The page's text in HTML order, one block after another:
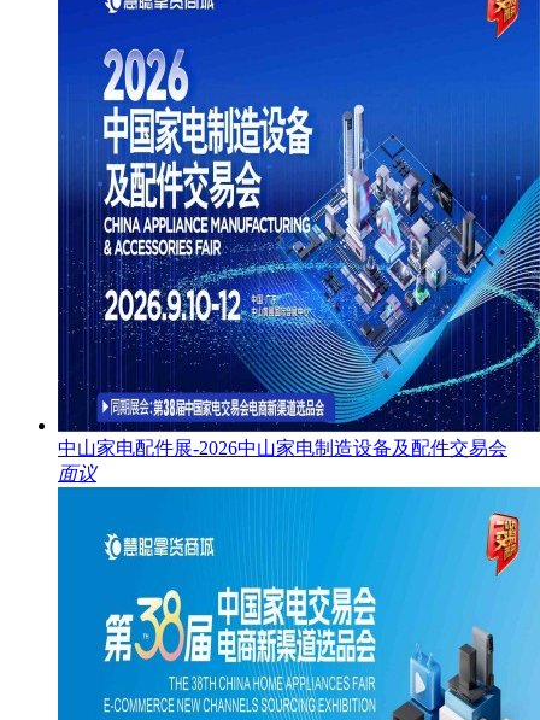
中山家电配件展-2026中山家电制造设备及配件交易会
面议